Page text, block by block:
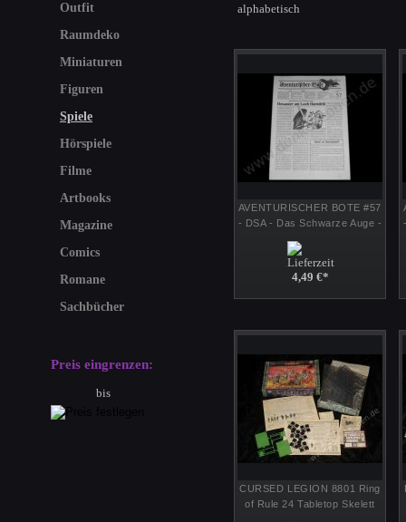
alphabetisch
AVENTURISCHER BOTE #57
- DSA - Das Schwarze Auge -
4,49 €*
CURSED LEGION 8801 Ring
of Rule 24 Tabletop Skelett
Outfit
Raumdeko
Miniaturen
Figuren
Spiele
Hörspiele
Filme
Artbooks
Magazine
Comics
Romane
Sachbücher
Preis eingrenzen:
bis